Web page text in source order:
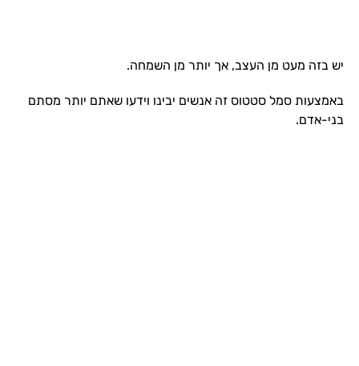
יש בזה מעט מן העצב, אך יותר מן השמחה.
באמצעות סמל סטטוס זה אנשים יבינו וידעו שאתם יותר מסתם
בני-אדם.